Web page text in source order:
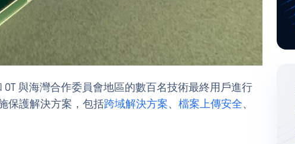
OT 與海灣合作委員會地區的數百名技術最終用戶進行
保護解決方案，包括跨域解決方案、 檔案上傳安全、